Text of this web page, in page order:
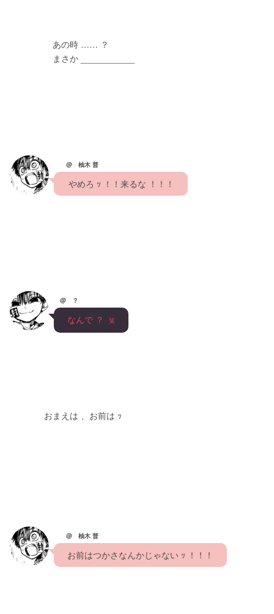
あの時 …… ？
まさか ___________
@ 柚木 普
    やめろ ｯ ！！来るな ！！！
@ ？
なんで ？ 笑
おまえは 、お前は ｯ
@ 柚木 普
お前はつかさなんかじゃない ｯ ！！！